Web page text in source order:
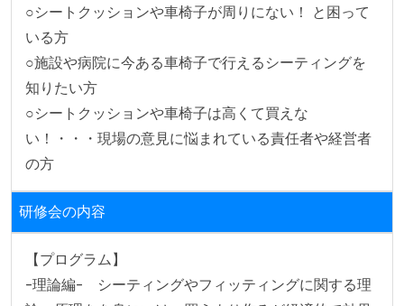
○シートクッションや車椅子が周りにない！ と困って
いる方
○施設や病院に今ある車椅子で行えるシーティングを
知りたい方
○シートクッションや車椅子は高くて買えな
い！・・・現場の意見に悩まれている責任者や経営者
の方
研修会の内容
【プログラム】
-理論編-　シーティングやフィッティングに関する理